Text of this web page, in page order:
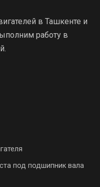
в Ташкенте и
работу в
под подшипник вала